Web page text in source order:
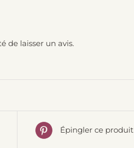
de laisser un avis.
Épingler ce produit